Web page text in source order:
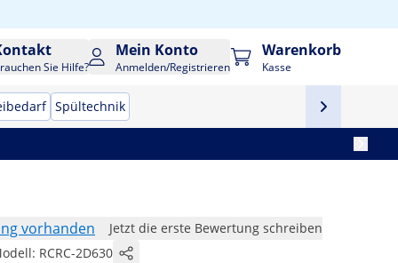
Sie Hilfe?
Mein Konto
Anmelden/Registrieren
Warenkorb
Kasse
Spültechnik
vorhanden
Jetzt die erste Bewertung schreiben
RCRC-2D630